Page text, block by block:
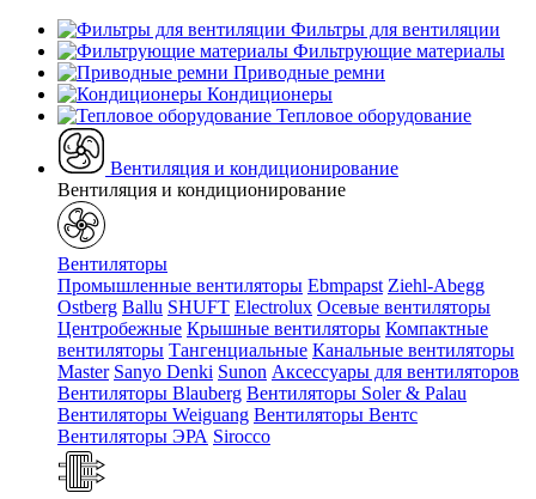
Фильтры для вентиляции
Фильтрующие материалы
Приводные ремни
Кондиционеры
Тепловое оборудование
Вентиляция и кондиционирование
Вентиляция и кондиционирование
Вентиляторы
Промышленные вентиляторы Ebmpapst Ziehl-Abegg
Ostberg Ballu SHUFT Electrolux Осевые вентиляторы
Центробежные Крышные вентиляторы Компактные
вентиляторы Тангенциальные Канальные вентиляторы
Master Sanyo Denki Sunon Аксессуары для вентиляторов
Вентиляторы Blauberg Вентиляторы Soler & Palau
Вентиляторы Weiguang Вентиляторы Вентс
Вентиляторы ЭРА Sirocco